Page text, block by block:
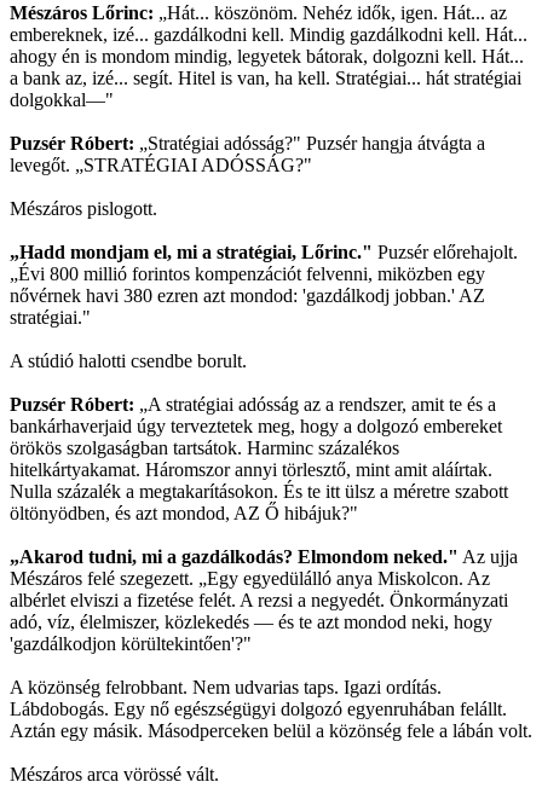
Mészáros Lőrinc: „Hát... köszönöm. Nehéz idők, igen. Hát... az
embereknek, izé... gazdálkodni kell. Mindig gazdálkodni kell. Hát...
ahogy én is mondom mindig, legyetek bátorak, dolgozni kell. Hát...
a bank az, izé... segít. Hitel is van, ha kell. Stratégiai... hát stratégiai
dolgokkal—"
Puzsér Róbert: „Stratégiai adósság?" Puzsér hangja átvágta a
levegőt. „STRATÉGIAI ADÓSSÁG?"
Mészáros pislogott.
„Hadd mondjam el, mi a stratégiai, Lőrinc." Puzsér előrehajolt.
„Évi 800 millió forintos kompenzációt felvenni, miközben egy
nővérnek havi 380 ezren azt mondod: 'gazdálkodj jobban.' AZ
stratégiai."
A stúdió halotti csendbe borult.
Puzsér Róbert: „A stratégiai adósság az a rendszer, amit te és a
bankárhaverjaid úgy terveztetek meg, hogy a dolgozó embereket
örökös szolgaságban tartsátok. Harminc százalékos
hitelkártyakamat. Háromszor annyi törlesztő, mint amit aláírtak.
Nulla százalék a megtakarításokon. És te itt ülsz a méretre szabott
öltönyödben, és azt mondod, AZ Ő hibájuk?"
„Akarod tudni, mi a gazdálkodás? Elmondom neked." Az ujja
Mészáros felé szegezett. „Egy egyedülálló anya Miskolcon. Az
albérlet elviszi a fizetése felét. A rezsi a negyedét. Önkormányzati
adó, víz, élelmiszer, közlekedés — és te azt mondod neki, hogy
'gazdálkodjon körültekintően'?"
A közönség felrobbant. Nem udvarias taps. Igazi ordítás.
Lábdobogás. Egy nő egészségügyi dolgozó egyenruhában felállt.
Aztán egy másik. Másodperceken belül a közönség fele a lábán volt.
Mészáros arca vörössé vált.